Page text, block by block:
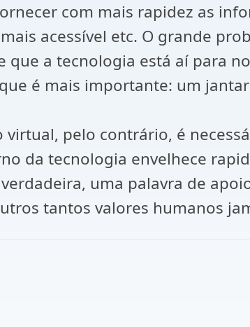
com mais rapidez as
acessível etc. O grande
a tecnologia está aí para
é mais importante: um
pelo contrário, é
da tecnologia envelhece
uma palavra de
tantos valores humanos